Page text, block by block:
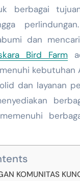
berbagai
dan
Bird Farm
kebutuhan
dan layanan
KOMUNITAS